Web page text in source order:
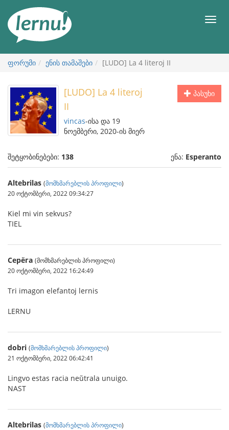
ნახვა
მენიუ
ფორუმი ენის თამაშები [LUDO] La 4 literoj II
პასუხი
[LUDO] La 4 literoj
II
vincas-ისა და 19
ნოემბერი, 2020-ის მიერ
შეტყობინებები: 138 ენა: Esperanto
Altebrilas (მომხმარებლის პროფილი)
20 ოქტომბერი, 2022 09:34:27
Kiel mi vin sekvus?
TIEL
Серёга (მომხმარებლის პროფილი)
20 ოქტომბერი, 2022 16:24:49
Tri imagon elefantoj lernis
LERNU
dobri (მომხმარებლის პროფილი)
21 ოქტომბერი, 2022 06:42:41
Lingvo estas racia neŭtrala unuigo.
NAST
Altebrilas (მომხმარებლის პროფილი)